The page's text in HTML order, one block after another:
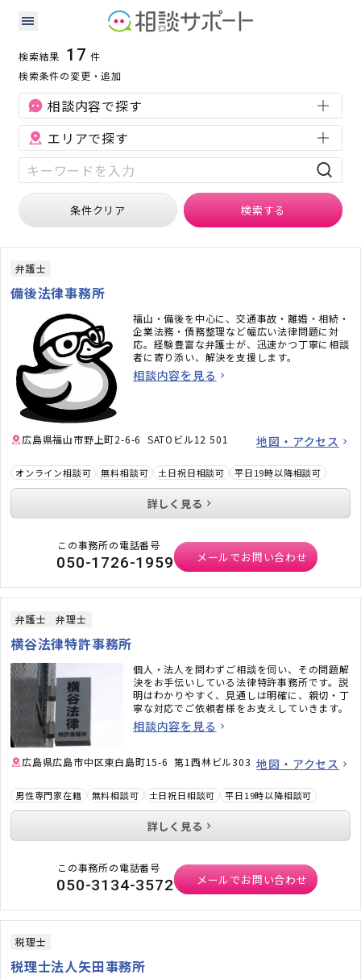
広島県の不動産に強い専門家の検索結果
不動産
検索結果 17 件
検索条件の変更・追加
相談内容で探す
エリアで探す
条件クリア 検索する
弁護士
備後法律事務所
福山・備後を中心に、交通事故・離婚・相続・
企業法務・債務整理など幅広い法律問題に対
応。経験豊富な弁護士が、迅速かつ丁寧に相談
者に寄り添い、解決を支援します。
相談内容を見る
広島県福山市野上町2-6-6 SATOビル12 501 地図・アクセス
オンライン相談可 無料相談可 土日祝日相談可 平日19時以降相談可
詳しく見る
この事務所の電話番号
050-1726-1959 メールでお問い合わせ
弁護士 弁理士
横谷法律特許事務所
個人・法人を問わずご相談を伺い、その問題解
決をお手伝いしている法律特許事務所です。説
明はわかりやすく、見通しは明確に、親切・丁
寧な対応でご依頼者様をお支えしていきます。
相談内容を見る
広島県広島市中区東白島町15-6 第1西林ビル303 地図・アクセス
男性専門家在籍 無料相談可 土日祝日相談可 平日19時以降相談可
詳しく見る
この事務所の電話番号
050-3134-3572 メールでお問い合わせ
税理士
税理士法人矢田事務所